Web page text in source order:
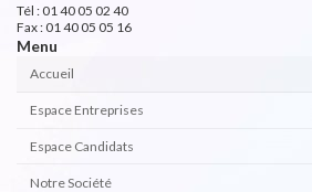
Tél : 01 40 05 02 40
Fax : 01 40 05 05 16
Menu
Accueil
Espace Entreprises
Espace Candidats
Notre Société